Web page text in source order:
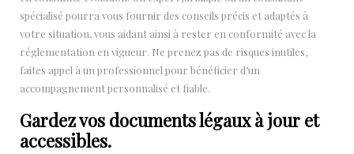
spécialisé pourra vous fournir des conseils précis et adaptés à
votre situation, vous aidant ainsi à rester en conformité avec la
réglementation en vigueur. Ne prenez pas de risques inutiles,
faites appel à un professionnel pour bénéficier d’un
accompagnement personnalisé et fiable.
Gardez vos documents légaux à jour et
accessibles.